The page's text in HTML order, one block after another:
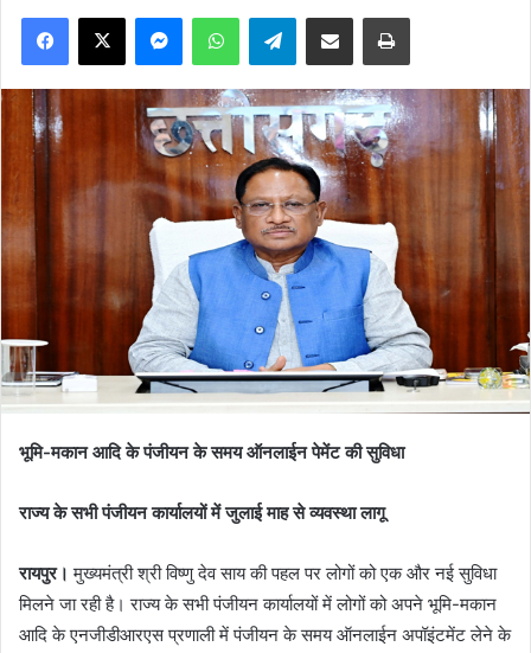
Facebook
X MessengerWhatsAppTelegramShare via Email Print
भूमि-मकान आदि के पंजीयन के समय ऑनलाईन पेमेंट की सुविधा
राज्य के सभी पंजीयन कार्यालयों में जुलाई माह से व्यवस्था लागू
रायपुर। मुख्यमंत्री श्री विष्णु देव साय की पहल पर लोगों को एक और नई सुविधा
मिलने जा रही है। राज्य के सभी पंजीयन कार्यालयों में लोगों को अपने भूमि-मकान
आदि के एनजीडीआरएस प्रणाली में पंजीयन के समय ऑनलाईन अपॉइंटमेंट लेने के